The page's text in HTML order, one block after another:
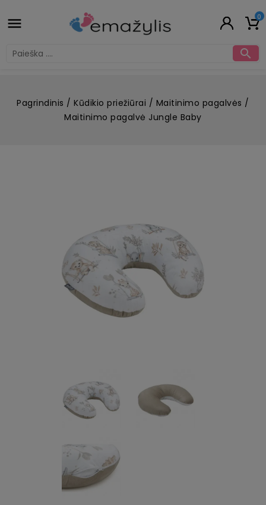
 0

Pagrindinis Kūdikio priežiūrai
Maitinimo pagalvės
Maitinimo pagalvė Jungle Baby